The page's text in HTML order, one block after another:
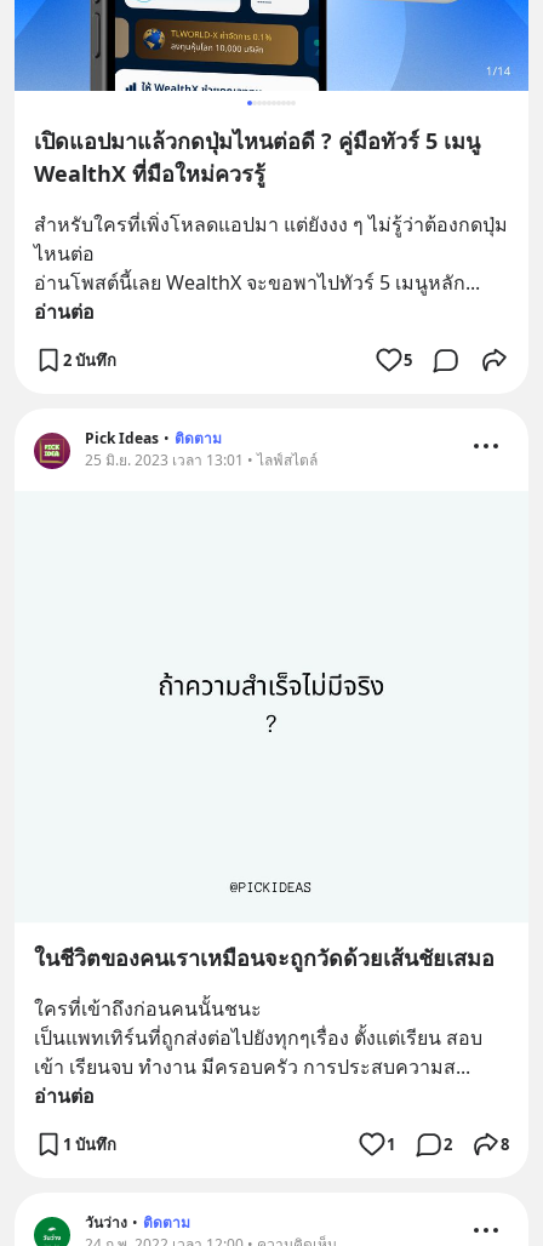
เปิดแอปมาแล้วกดปุ่มไหนต่อดี ? คู่มือทัวร์ 5 เมนู
WealthX ที่มือใหม่ควรรู้
สำหรับใครที่เพิ่งโหลดแอปมา แต่ยังงง ๆ ไม่รู้ว่าต้องกดปุ่ม
ไหนต่อ
อ่านโพสต์นี้เลย WealthX จะขอพาไปทัวร์ 5 เมนูหลัก
อ่านต่อ
2 บันทึก 5
Pick Ideas • ติดตาม
25 มิ.ย. 2023 เวลา 13:01 • ไลฟ์สไตล์
ในชีวิตของคนเราเหมือนจะถูกวัดด้วยเส้นชัยเสมอ
ใครที่เข้าถึงก่อนคนนั้นชนะ
เป็นแพทเทิร์นที่ถูกส่งต่อไปยังทุกๆเรื่อง ตั้งแต่เรียน สอบ
เข้า เรียนจบ ทำงาน มีครอบครัว การประสบความส
อ่านต่อ
1 บันทึก 1 2 8
วันว่าง • ติดตาม